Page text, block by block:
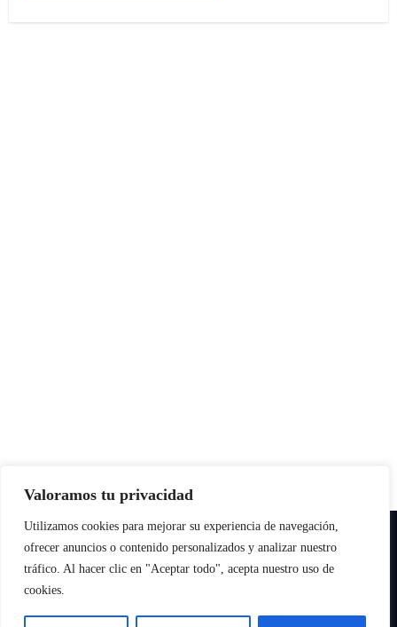
Valoramos tu privacidad
Utilizamos cookies para mejorar su experiencia de navegación,
ofrecer anuncios o contenido personalizados y analizar nuestro
tráfico. Al hacer clic en "Aceptar todo", acepta nuestro uso de
cookies.
Copyright © All rights reserved|Paper NewsporThemeansar